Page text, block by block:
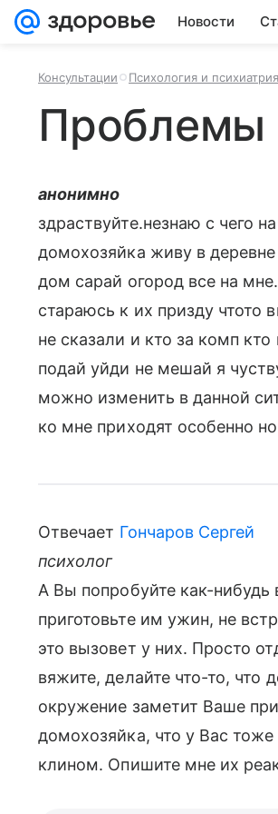
Новости
Консультации Психология и психиатрия
Проблемы
анонимно
здраствуйте.незнаю с чего
домохозяйка живу в
дом сарай огород все на
стараюсь к их призду чтото
не сказали и кто за комп
подай уйди не мешай я
можно изменить в данной
ко мне приходят особенно
Отвечает Гончаров Сергей
психолог
А Вы попробуйте как-
приготовьте им ужин, не
это вызовет у них. Просто
вяжите, делайте что-то,
окружение заметит Ваше
домохозяйка, что у Вас
клином. Опишите мне их